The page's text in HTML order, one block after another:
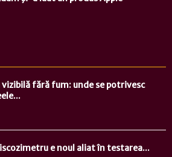
vizibilă fără fum: unde se potrivesc
e noul aliat în testarea...